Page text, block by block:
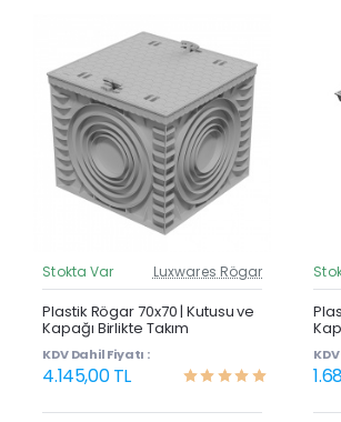
Güncel Fiyat
Yeni Ürün
Stokta Var Luxwares Rögar
Plastik Rögar 70x70 | Kutusu ve
Kapağı Birlikte Takım
KDV Dahil Fiyatı :
4.145,00 TL